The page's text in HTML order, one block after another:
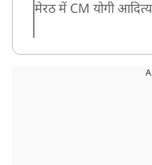
मेरठ में CM योगी
असम बाढ़: 13 जिलों में